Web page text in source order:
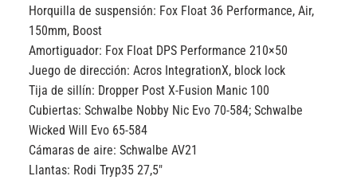
Horquilla de suspensión: Fox Float 36 Performance, Air,
150mm, Boost
Amortiguador: Fox Float DPS Performance 210×50
Juego de dirección:Acros IntegrationX, block lock
Tija de sillín: Dropper Post X-Fusion Manic 100
Cubiertas:Schwalbe Nobby Nic Evo 70-584; Schwalbe
Wicked Will Evo 65-584
Cámaras de aire:Schwalbe AV21
Llantas: Rodi Tryp35 27,5″